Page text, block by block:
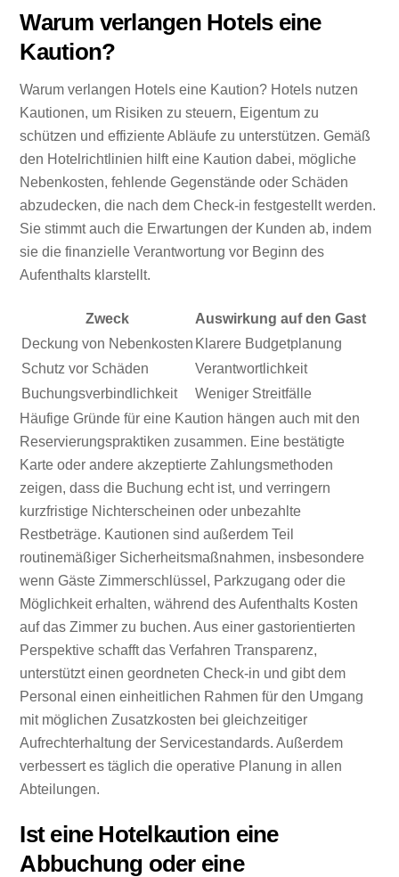
Warum verlangen Hotels eine
Kaution?
Warum verlangen Hotels eine Kaution? Hotels nutzen
Kautionen, um Risiken zu steuern, Eigentum zu
schützen und effiziente Abläufe zu unterstützen. Gemäß
den Hotelrichtlinien hilft eine Kaution dabei, mögliche
Nebenkosten, fehlende Gegenstände oder Schäden
abzudecken, die nach dem Check-in festgestellt werden.
Sie stimmt auch die Erwartungen der Kunden ab, indem
sie die finanzielle Verantwortung vor Beginn des
Aufenthalts klarstellt.
Zweck
Auswirkung auf den Gast
Deckung von Nebenkosten Klarere Budgetplanung
Schutz vor Schäden
Verantwortlichkeit
Buchungsverbindlichkeit
Weniger Streitfälle
Häufige Gründe für eine Kaution hängen auch mit den
Reservierungspraktiken zusammen. Eine bestätigte
Karte oder andere akzeptierte Zahlungsmethoden
zeigen, dass die Buchung echt ist, und verringern
kurzfristige Nichterscheinen oder unbezahlte
Restbeträge. Kautionen sind außerdem Teil
routinemäßiger Sicherheitsmaßnahmen, insbesondere
wenn Gäste Zimmerschlüssel, Parkzugang oder die
Möglichkeit erhalten, während des Aufenthalts Kosten
auf das Zimmer zu buchen. Aus einer gastorientierten
Perspektive schafft das Verfahren Transparenz,
unterstützt einen geordneten Check-in und gibt dem
Personal einen einheitlichen Rahmen für den Umgang
mit möglichen Zusatzkosten bei gleichzeitiger
Aufrechterhaltung der Servicestandards. Außerdem
verbessert es täglich die operative Planung in allen
Abteilungen.
Ist eine Hotelkaution eine
Abbuchung oder eine